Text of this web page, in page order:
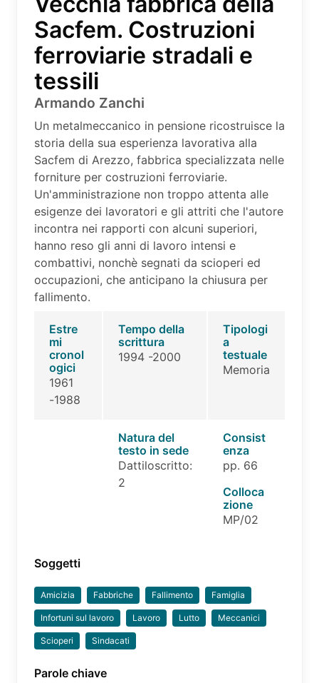
Sacfem. Costruzioni
ferroviarie stradali e
tessili
Armando Zanchi
Un metalmeccanico in pensione ricostruisce la
storia della sua esperienza lavorativa alla
Sacfem di Arezzo, fabbrica specializzata nelle
forniture per costruzioni ferroviarie.
Un'amministrazione non troppo attenta alle
esigenze dei lavoratori e gli attriti che l'autore
incontra nei rapporti con alcuni superiori,
hanno reso gli anni di lavoro intensi e
combattivi, nonchè segnati da scioperi ed
occupazioni, che anticipano la chiusura per
fallimento.
Estre
mi
cronol
ogici
1961
-1988
Tempo della
scrittura
1994 -2000
Tipologi
a
testuale
Memoria
Natura del
testo in sede
Dattiloscritto:
2
Consist
enza
pp. 66
Colloca
zione
MP/02
Soggetti
Amicizia Fabbriche Fallimento Famiglia
Infortuni sul lavoro Lavoro Lutto Meccanici
Scioperi Sindacati
Parole chiave